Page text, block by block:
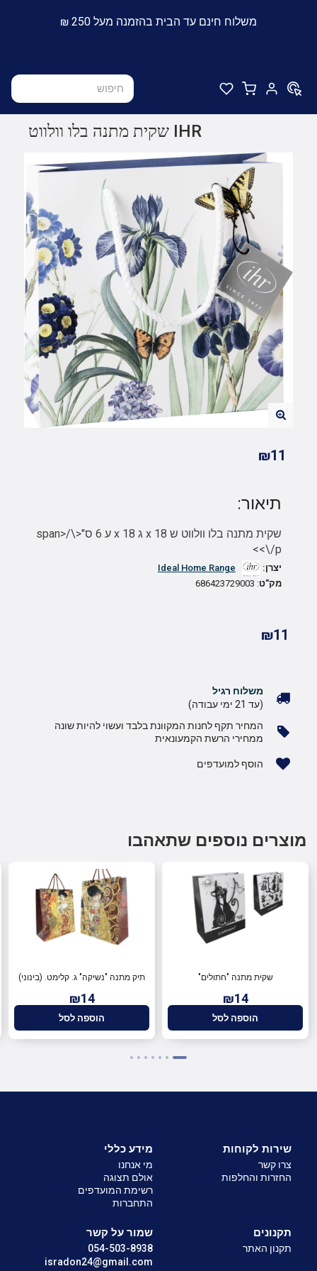
משלוח חינם עד הבית בהזמנה מעל 250 ₪
IHR שקית מתנה בלו וולווט
₪11
תיאור:
שקית מתנה בלו וולווט ש 18 x ג 18 x ע 6 ס"<\/span>
<\/p>
יצרן:
Ideal Home Range
מק"ט: 686423729003
₪11
משלוח רגיל
(עד 21 ימי עבודה)
המחיר תקף לחנות המקוונת בלבד ועשוי להיות שונה
ממחירי הרשת הקמעונאית
הוסף למועדפים
מוצרים נוספים שתאהבו
שקית מתנה "חתולים"
₪14
הוספה לסל
תיק מתנה "נשיקה" ג. קלימט. (בינוני)
₪14
הוספה לסל
שירות לקוחות
צרו קשר
החזרות והחלפות
מידע כללי
מי אנחנו
אולם תצוגה
רשימת המועדפים
התחברות
תקנונים
תקנון האתר
שמור על קשר
054-503-8938
isradon24@gmail.com